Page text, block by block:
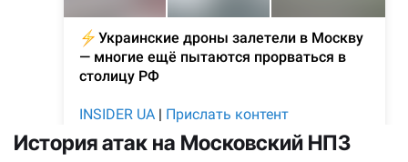
История атак на Московский НПЗ